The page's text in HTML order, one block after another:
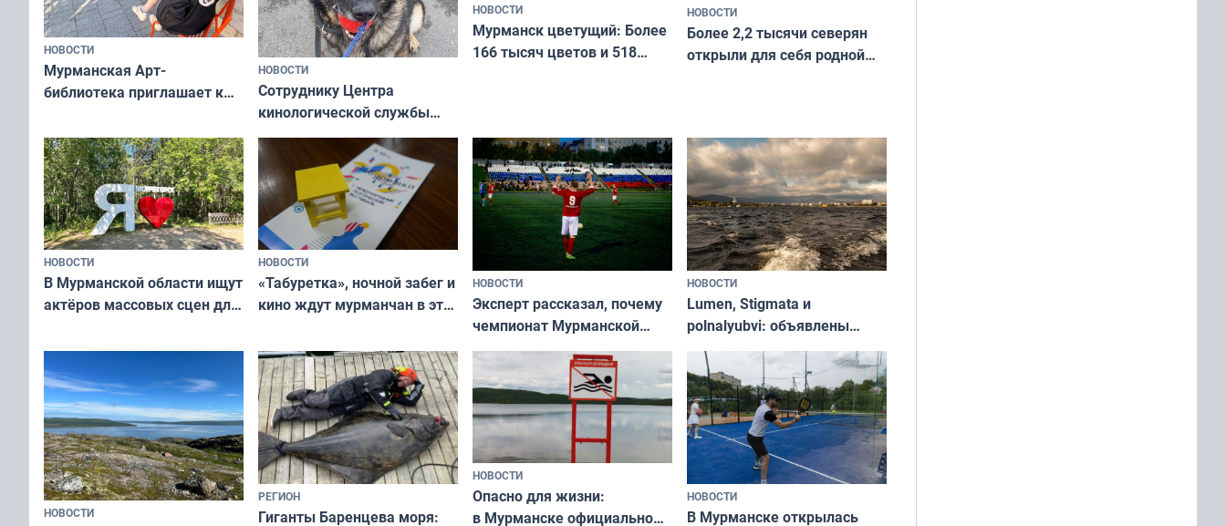
НОВОСТИ
Мурманская Арт-
библиотека приглашает к
и фотографов
НОВОСТИ
Сотруднику Центра
кинологической службы
ищут новый дом
НОВОСТИ
Мурманск цветущий: Более
166 тысяч цветов и 518
НОВОСТИ
Более 2,2 тысячи северян
открыли для себя родной
НОВОСТИ
В Мурманской области ищут
актёров массовых сцен для
короткометражном фильме
НОВОСТИ
«Табуретка», ночной забег и
кино ждут мурманчан в эти
НОВОСТИ
Эксперт рассказал, почему
чемпионат Мурманской
области по футболу остался
незамеченным
НОВОСТИ
Lumen, Stigmata и
polnalyubvi: объявлены
хедлайнеры фестиваля
«Имандра» в 2026 года
НОВОСТИ
РЕГИОН
Гиганты Баренцева моря:
НОВОСТИ
Опасно для жизни:
в Мурманске официально
НОВОСТИ
В Мурманске открылась